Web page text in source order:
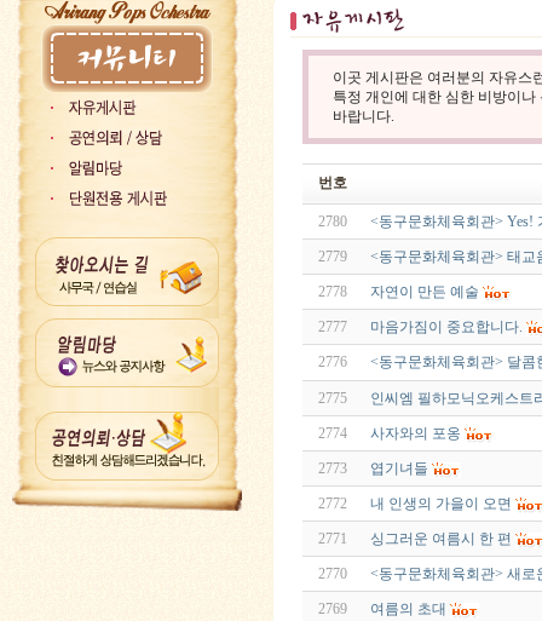
이곳 게시판은 여러분의 자유스
특정 개인에 대한 심한 비방이
바랍니다.
번호
2780 <동구문화체육회관> Yes!
2779 <동구문화체육회관> 태교
2778 자연이 만든 예술
2777 마음가짐이 중요합니다.
2776 <동구문화체육회관> 달콤
2775 인씨엠 필하모닉오케스트
2774 사자와의 포옹
2773 엽기녀들
2772 내 인생의 가을이 오면
2771 싱그러운 여름시 한 편
2770 <동구문화체육회관> 새
2769 여름의 초대